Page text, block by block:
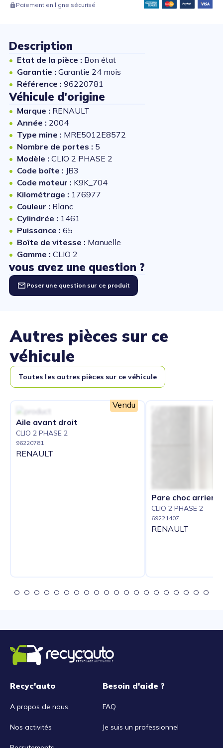
Paiement en ligne sécurisé
Description
Etat de la pièce : Bon état
Garantie : Garantie 24 mois
Référence : 96220781
Véhicule d'origine
Marque : RENAULT
Année : 2004
Type mine : MRE5012E8572
Nombre de portes : 5
Modèle : CLIO 2 PHASE 2
Code boîte : JB3
Code moteur : K9K_704
Kilométrage : 176977
Couleur : Blanc
Cylindrée : 1461
Puissance : 65
Boîte de vitesse : Manuelle
Gamme : CLIO 2
vous avez une question ?
Poser une question sur ce produit
Autres pièces sur ce
véhicule
Toutes les autres pièces sur ce véhicule
Vendu
Aile avant droit
CLIO 2 PHASE 2
96220781
RENAULT
Pare choc arriere
CLIO 2 PHASE 2
69221407
RENAULT
Recyc'auto
A propos de nous
Nos activités
Besoin d'aide ?
FAQ
Je suis un professionnel